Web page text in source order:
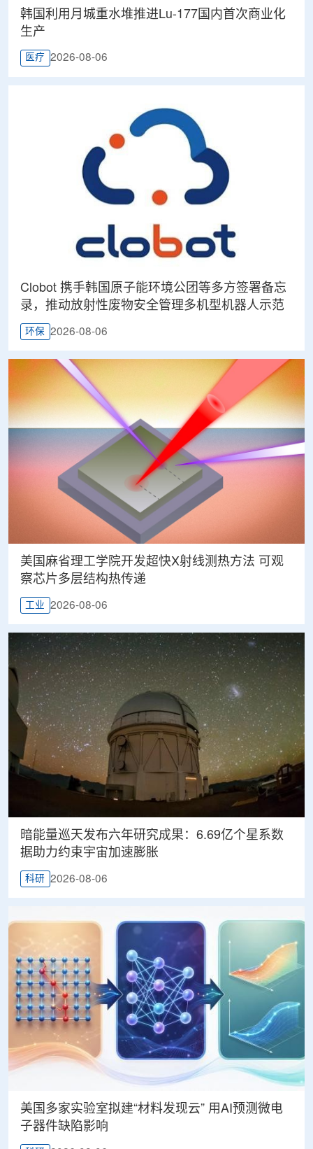
韩国利用月城重水堆推进Lu-177国内首次商业化
生产
医疗 2026-08-06
Clobot 携手韩国原子能环境公团等多方签署备忘
录，推动放射性废物安全管理多机型机器人示范
环保 2026-08-06
美国麻省理工学院开发超快X射线测热方法 可观
察芯片多层结构热传递
工业 2026-08-06
暗能量巡天发布六年研究成果：6.69亿个星系数
据助力约束宇宙加速膨胀
科研 2026-08-06
美国多家实验室拟建“材料发现云” 用AI预测微电
子器件缺陷影响